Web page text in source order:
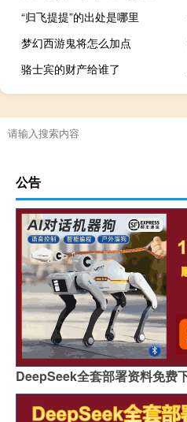
“归飞提提”的出处是哪里
梦幻西游鬼将怎么加点
骆士宾的财产给谁了
公告
DeepSeek全套部署资料免费